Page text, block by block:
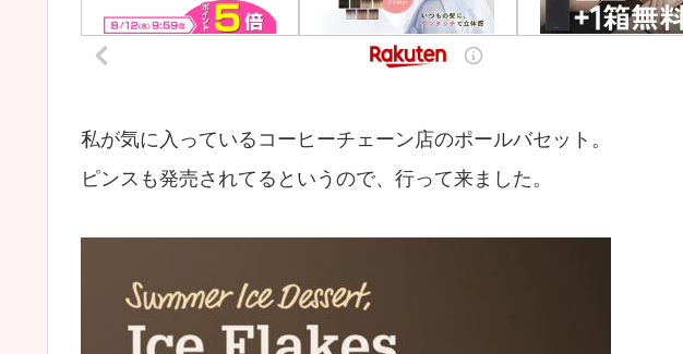
私が気に入っているコーヒーチェーン店のポールバセット。
ピンスも発売されてるというので、行って来ました。